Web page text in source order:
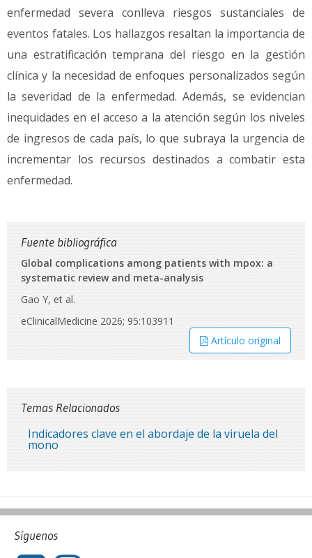
enfermedad severa conlleva riesgos sustanciales de
eventos fatales. Los hallazgos resaltan la importancia de
una estratificación temprana del riesgo en la gestión
clínica y la necesidad de enfoques personalizados según
la severidad de la enfermedad. Además, se evidencian
inequidades en el acceso a la atención según los niveles
de ingresos de cada país, lo que subraya la urgencia de
incrementar los recursos destinados a combatir esta
enfermedad.
Fuente bibliográfica
Global complications among patients with mpox: a
systematic review and meta-analysis
Gao Y, et al.
eClinicalMedicine 2026; 95:103911
Artículo original
Temas Relacionados
Indicadores clave en el abordaje de la viruela del
mono
Síguenos